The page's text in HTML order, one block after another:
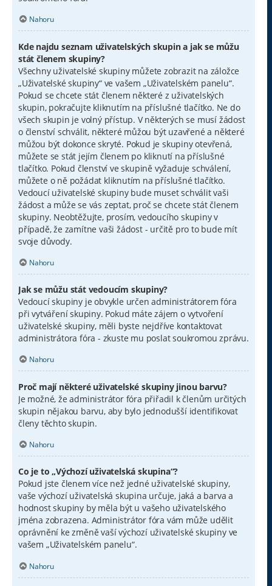
Nahoru
Kde najdu seznam uživatelských skupin a jak se můžu
stát členem skupiny?
Všechny uživatelské skupiny můžete zobrazit na záložce
„Uživatelské skupiny“ ve vašem „Uživatelském panelu“.
Pokud se chcete stát členem některé z uživatelských
skupin, pokračujte kliknutím na příslušné tlačítko. Ne do
všech skupin je volný přístup. V některých se musí žádost
o členství schválit, některé můžou být uzavřené a některé
můžou být dokonce skryté. Pokud je skupiny otevřená,
můžete se stát jejím členem po kliknutí na příslušné
tlačítko. Pokud členství ve skupině vyžaduje schválení,
můžete o ně požádat kliknutím na příslušné tlačítko.
Vedoucí uživatelské skupiny bude muset schválit vaši
žádost a může se vás zeptat, proč se chcete stát členem
skupiny. Neobtěžujte, prosím, vedoucího skupiny v
případě, že zamítne vaši žádost - určitě pro to bude mít
svoje důvody.
Nahoru
Jak se můžu stát vedoucím skupiny?
Vedoucí skupiny je obvykle určen administrátorem fóra
při vytváření skupiny. Pokud máte zájem o vytvoření
uživatelské skupiny, měli byste nejdříve kontaktovat
administrátora fóra - zkuste mu poslat soukromou zprávu.
Nahoru
Proč mají některé uživatelské skupiny jinou barvu?
Je možné, že administrátor fóra přiřadil k členům určitých
skupin nějakou barvu, aby bylo jednodušší identifikovat
členy těchto skupin.
Nahoru
Co je to „Výchozí uživatelská skupina“?
Pokud jste členem více než jedné uživatelské skupiny,
vaše výchozí uživatelská skupina určuje, jaká a barva a
hodnost skupiny by měla být u vašeho uživatelského
jména zobrazena. Administrátor fóra vám může udělit
oprávnění ke změně vaší výchozí uživatelské skupiny ve
vašem „Uživatelském panelu“.
Nahoru